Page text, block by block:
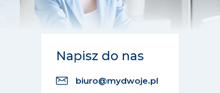
Napisz do nas
biuro@mydwoje.pl